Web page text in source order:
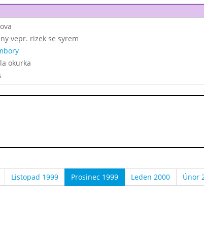
vepr. rizek se syrem
okurka
Listopad 1999 Prosinec 1999 Leden 2000 Únor